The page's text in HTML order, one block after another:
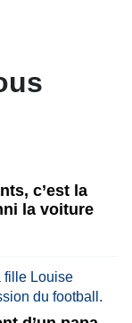
c’est la
la voiture